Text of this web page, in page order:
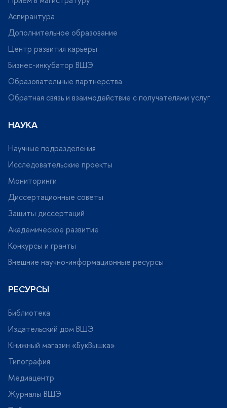
Аспирантура
Дополнительное образование
Центр развития карьеры
Бизнес-инкубатор ВШЭ
Образовательные партнерства
Обратная связь и взаимодействие с получателями услу
НАУКА
Научные подразделения
Исследовательские проекты
Мониторинги
Диссертационные советы
Защиты диссертаций
Академическое развитие
Конкурсы и гранты
нешние научно-информационные ресурсы
РЕСУРСЫ
Библиотека
Издательский дом ВШЭ
Книжный магазин «БукВышка»
Типография
Медиацентр
Журналы ВШЭ